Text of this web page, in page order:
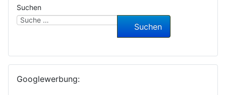
Suchen
Suchen
Googlewerbung: